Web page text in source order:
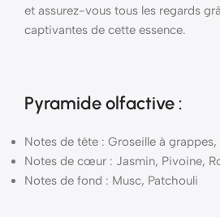
et assurez-vous tous les regards
captivantes de cette essence.
Pyramideolfactive :
Notes de tête : Groseille à grappes,
Notes de cœur : Jasmin, Pivoine,
Notes de fond : Musc, Patchouli